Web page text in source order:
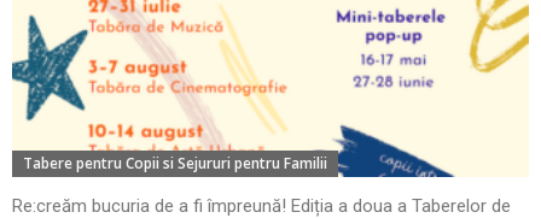
Tabere pentru Copii si Sejururi pentru Familii
Re:creăm bucuria de a fi împreună! Ediția a doua a Taberelor de